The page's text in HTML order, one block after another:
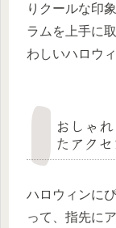
りクールな印
ラムを上手に
わしいハロウ
おしゃ
たアク
ハロウィンに
って、指先に